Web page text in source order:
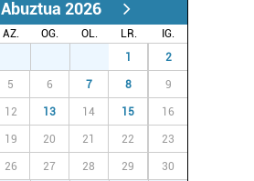
Abuztua 2026
AZ. OG. OL. LR.
IG.
1 2
5 6 7 8 9
12 13 14 15 16
19 20 21 22 23
26 27 28 29 30